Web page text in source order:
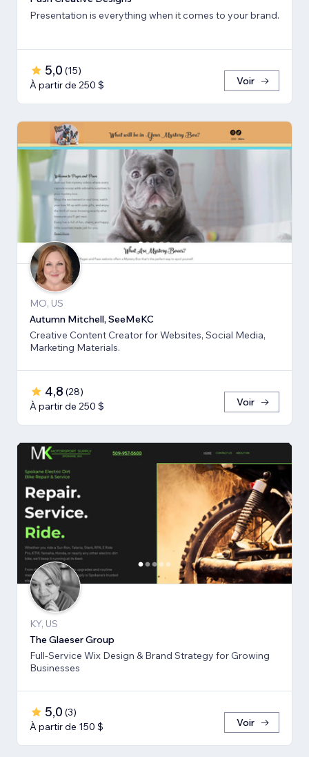
Presentation is everything when it comes to your brand.
5,0 (15)
À partir de 250 $
Voir
MO, US
Autumn Mitchell, SeeMeKC
Creative Content Creator for Websites, Social Media,
Marketing Materials.
4,8 (28)
À partir de 250 $
Voir
KY, US
The Glaeser Group
Full-Service Wix Design & Brand Strategy for Growing
Businesses
5,0 (3)
À partir de 150 $
Voir